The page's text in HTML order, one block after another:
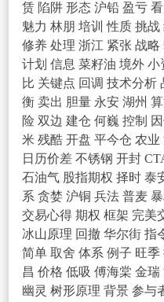
赁 陷阱 形态 沪铅 盈亏
魅力 林朋 培训 性质 挑战
修养 处理 浙江 紧张 战略
计划 信息 菜籽油 境外 小
比 关键点 回调 技术分析
衡 卖出 胆量 永安 湖州
险 双边 建仓 何巍 控制
米 残酷 开盘 平今仓 农业
日历价差 不锈钢 开封
石油气 股指期权 择时 泰
系 贪婪 沪铜 兵法 普麦 暴
交易心得 期权 框架 完美
冰山原理 回撤 华尔街 指
简单 取舍 体系 例子 旺季
昌 价格 低吸 傅海棠 金瑞
幽灵 树形原理 背景 参与